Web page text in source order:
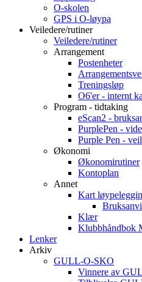
O-skolen
GPS i O-løypa
Veiledere/rutiner
Veiledere/rutiner
Arrangement
Postenheter
Treningsløp
O6'er - internt
Program - tidtaking
eScan2 -
PurplePen -
Purple Pen -
Økonomi
Økonomirutiner
Kontoplan
Annet
Kart
Klær
Klubbhåndbok
Lenker
Arkiv
GULL-O-SKO
Vinnere av